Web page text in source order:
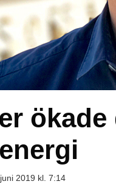
2019 kl. 7:14